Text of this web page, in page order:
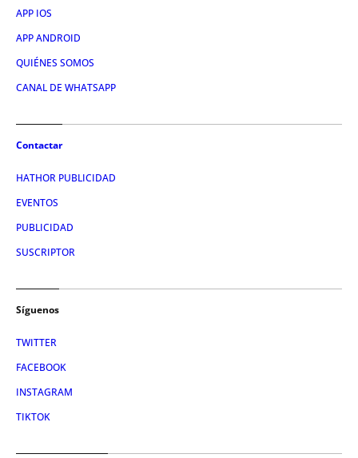
APP IOS
APP ANDROID
QUIÉNES SOMOS
CANAL DE WHATSAPP
Contactar
HATHOR PUBLICIDAD
EVENTOS
PUBLICIDAD
SUSCRIPTOR
Síguenos
TWITTER
FACEBOOK
INSTAGRAM
TIKTOK